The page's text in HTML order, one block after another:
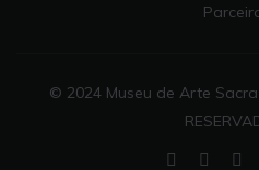
© 2024 Museu de Arte Sacra